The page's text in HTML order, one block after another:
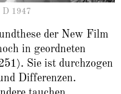
D 1947
der New Film
in geordneten
Sie ist durchzogen
Differenzen.